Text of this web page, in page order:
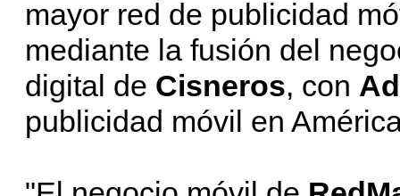
mayor red de publicidad
mediante la fusión del
digital de Cisneros, con
publicidad móvil en